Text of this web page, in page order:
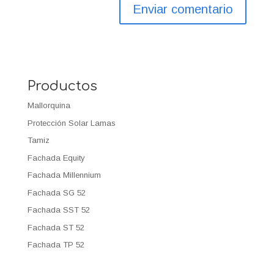
Productos
Mallorquina
Protección Solar Lamas
Tamiz
Fachada Equity
Fachada Millennium
Fachada SG 52
Fachada SST 52
Fachada ST 52
Fachada TP 52